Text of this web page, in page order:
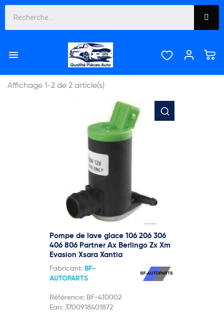

ZX

Affichage 1-2 de 2 article(s)
Pompe de lave glace 106 206 306
406 806 Partner Ax Berlingo Zx Xm
Evasion Xsara Xantia
Fabricant: BF-
AUTOPARTS
Référence: BF-410002
Ean: 3700918401872